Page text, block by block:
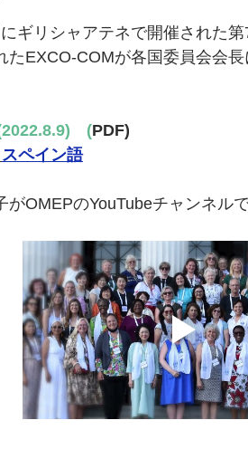
ギリシャアテネで開催された
たEXCO-COMが各国委員会会
　(PDF)
スペイン語
がOMEPのYouTubeチャンネル